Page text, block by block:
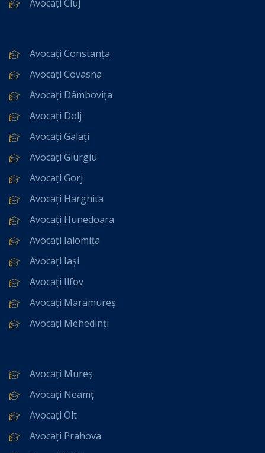
Avocați Cluj
Avocați Constanța
Avocați Covasna
Avocați Dâmbovița
Avocați Dolj
Avocați Galați
Avocați Giurgiu
Avocați Gorj
Avocați Harghita
Avocați Hunedoara
Avocați Ialomița
Avocați Iași
Avocați Ilfov
Avocați Maramureș
Avocați Mehedinți
Avocați Mureș
Avocați Neamț
Avocați Olt
Avocați Prahova